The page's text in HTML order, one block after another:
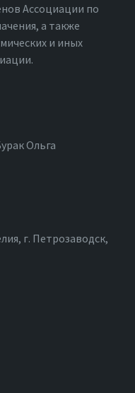
Ассоциации по
а также
и иных
Ольга
г. Петрозаводск,